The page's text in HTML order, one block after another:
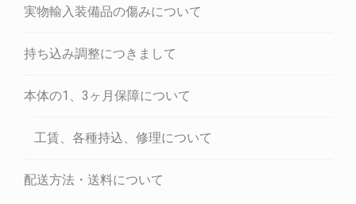
実物輸入装備品の傷みについて
持ち込み調整につきまして
本体の1、3ヶ月保障について
工賃、各種持込、修理について
配送方法・送料について